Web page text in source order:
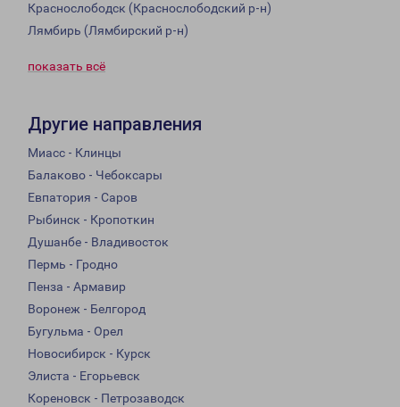
Краснослободск (Краснослободский р-н)
Лямбирь (Лямбирский р-н)
показать всё
Другие направления
Миасс - Клинцы
Балаково - Чебоксары
Евпатория - Саров
Рыбинск - Кропоткин
Душанбе - Владивосток
Пермь - Гродно
Пенза - Армавир
Воронеж - Белгород
Бугульма - Орел
Новосибирск - Курск
Элиста - Егорьевск
Кореновск - Петрозаводск